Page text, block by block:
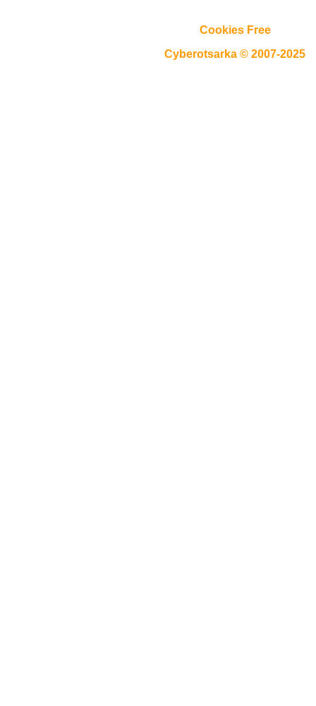
Cookies Free
Cyberotsarka © 2007-2025